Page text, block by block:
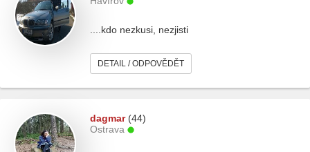
....kdo nezkusi, nezjisti
DETAIL / ODPOVĚDĚT
dagmar(44)
Ostrava